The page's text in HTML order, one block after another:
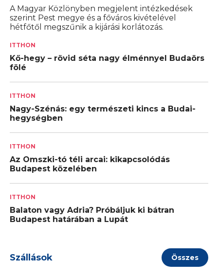
A Magyar Közlönyben megjelent intézkedések
szerint Pest megye és a főváros kivételével
hétfőtől megszűnik a kijárási korlátozás.
ITTHON
Kő-hegy – rövid séta nagy élménnyel Budaörs
fölé
ITTHON
Nagy-Szénás: egy természeti kincs a Budai-
hegységben
ITTHON
Az Omszki-tó téli arcai: kikapcsolódás
Budapest közelében
ITTHON
Balaton vagy Adria? Próbáljuk ki bátran
Budapest határában a Lupát
Szállások Összes